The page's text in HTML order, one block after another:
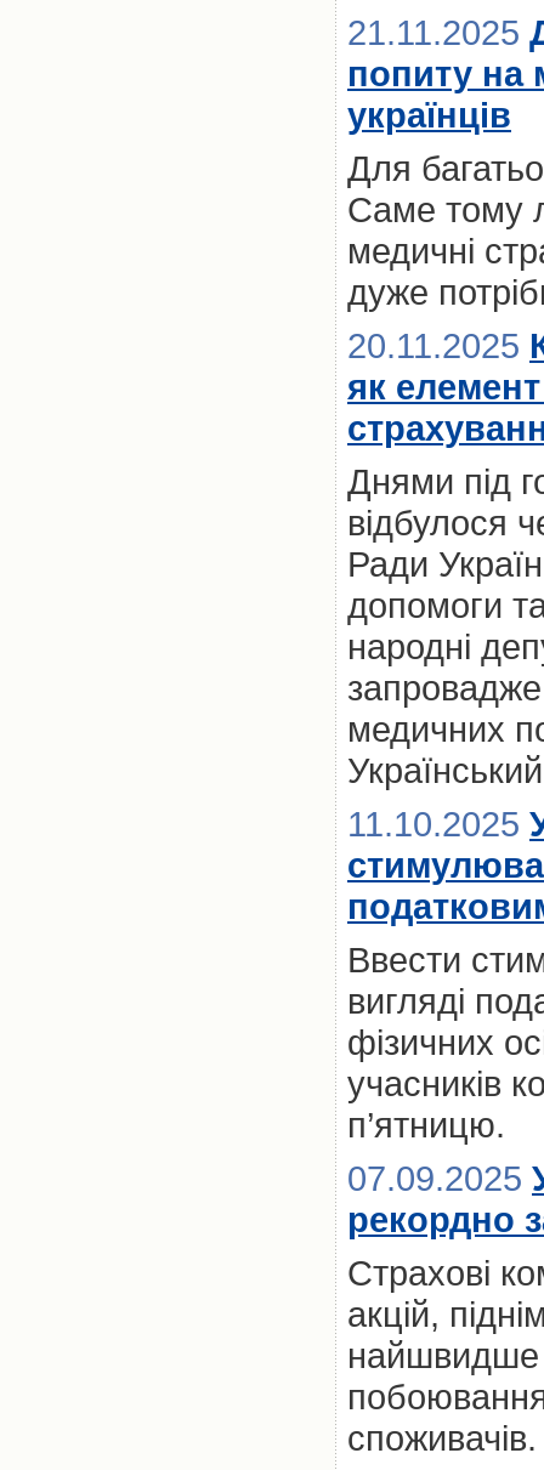
21.11.2025
попиту на
українців
Для
Саме тому
медичні
дуже
20.11.2025
як
Днями під
відбулося
Ради
допомоги
народні
медичних
11.10.2025
Ввести
вигляді
фізичних
учасників
п’ятницю.
07.09.2025
рекордно
Страхові
акцій,
найшвидше
споживачів.